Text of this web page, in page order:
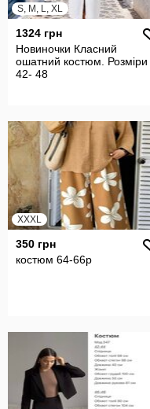
S, M, L, XL
1324 грн
Новиночки Класний
ошатний костюм. Розміри
42- 48
XXXL
350 грн
костюм 64-66р